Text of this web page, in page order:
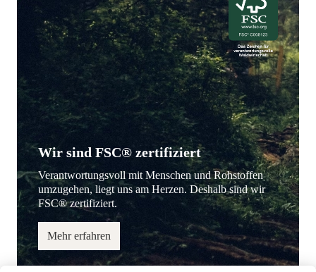
Wir sind FSC® zertifiziert
Verantwortungsvoll mit Menschen und Rohstoffen
umzugehen, liegt uns am Herzen. Deshalb sind wir
FSC® zertifiziert.
Mehr erfahren